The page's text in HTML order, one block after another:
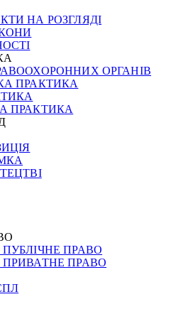
НА РОЗГЛЯДІ
ОРГАНІВ
ПРАКТИКА
ПРАКТИКА
ПРАВО
ПРАВО